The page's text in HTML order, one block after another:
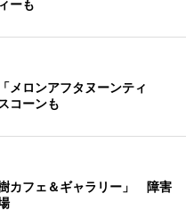
ーも
メロンアフタヌーンティ
コーンも
カフェ＆ギャラリー」 障害